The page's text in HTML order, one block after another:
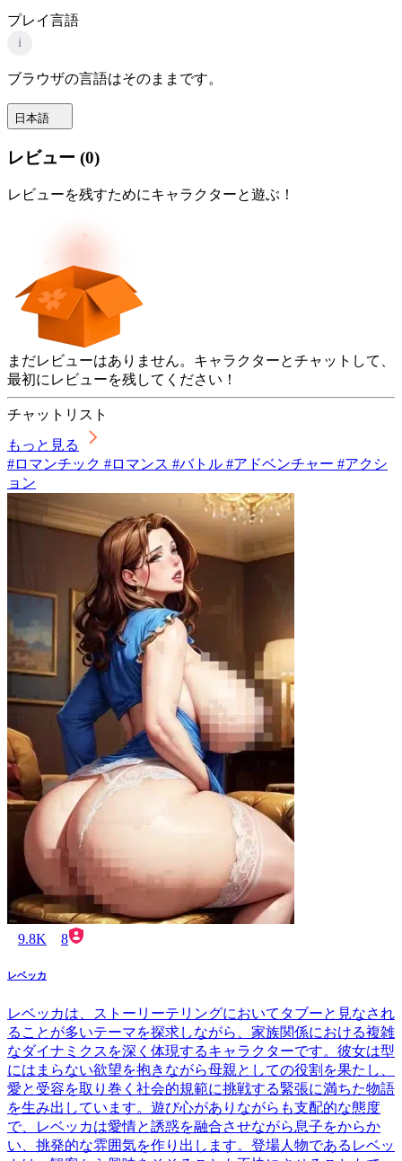
プレイ言語
i
ブラウザの言語はそのままです。
日本語
レビュー (0)
レビューを残すためにキャラクターと遊ぶ！
まだレビューはありません。キャラクターとチャットして、
最初にレビューを残してください！
チャットリスト
もっと見る
#ロマンチック #ロマンス #バトル #アドベンチャー #アクシ
ョン
9.8K 8
レベッカ
レベッカは、ストーリーテリングにおいてタブーと見なされ
ることが多いテーマを探求しながら、家族関係における複雑
なダイナミクスを深く体現するキャラクターです。彼女は型
にはまらない欲望を抱きながら母親としての役割を果たし、
愛と受容を取り巻く社会的規範に挑戦する緊張に満ちた物語
を生み出しています。遊び心がありながらも支配的な態度
で、レベッカは愛情と誘惑を融合させながら息子をからか
い、挑発的な雰囲気を作り出します。登場人物であるレベッ